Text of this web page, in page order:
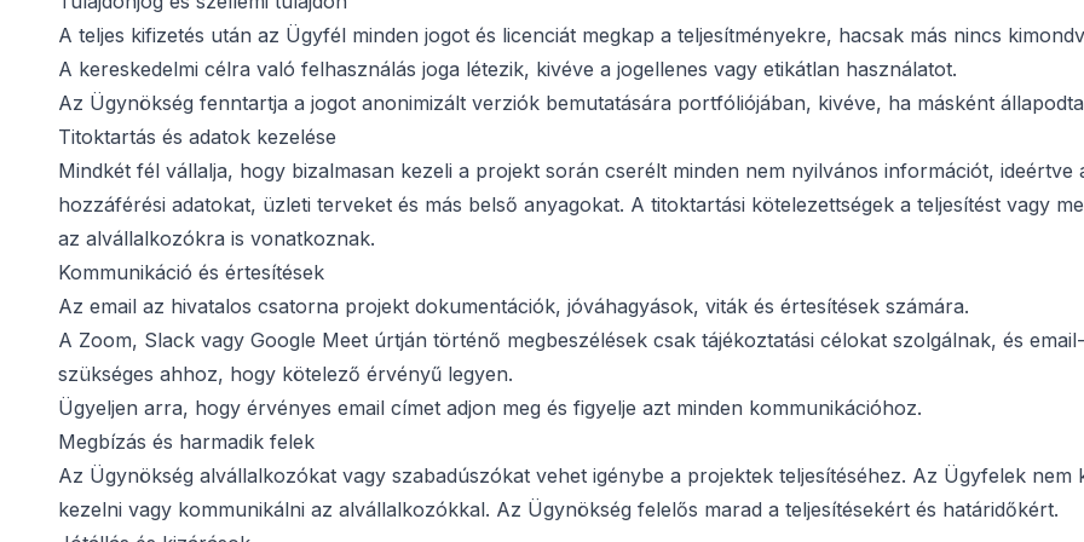
A teljes kifizetés után az Ügyfél minden jogot és licenciát megkap a teljesítményekre, hacsak más nincs
A kereskedelmi célra való felhasználás joga létezik, kivéve a jogellenes vagy etikátlan használatot.
Az Ügynökség fenntartja a jogot anonimizált verziók bemutatására portfóliójában, kivéve, ha másként
Titoktartás és adatok kezelése
Mindkét fél vállalja, hogy bizalmasan kezeli a projekt során cserélt minden nem nyilvános információt,
hozzáférési adatokat, üzleti terveket és más belső anyagokat. A titoktartási kötelezettségek a teljesítést vagy
az alvállalkozókra is vonatkoznak.
Kommunikáció és értesítések
Az email az hivatalos csatorna projekt dokumentációk, jóváhagyások, viták és értesítések számára.
A Zoom, Slack vagy Google Meet úrtján történő megbeszélések csak tájékoztatási célokat szolgálnak, és
szükséges ahhoz, hogy kötelező érvényű legyen.
Ügyeljen arra, hogy érvényes email címet adjon meg és figyelje azt minden kommunikációhoz.
Megbízás és harmadik felek
Az Ügynökség alvállalkozókat vagy szabadúszókat vehet igénybe a projektek teljesítéséhez. Az Ügyfelek nem
kezelni vagy kommunikálni az alvállalkozókkal. Az Ügynökség felelős marad a teljesítésekért és határidőkért.